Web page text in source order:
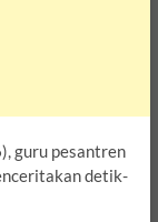
guru pesantren
detik-